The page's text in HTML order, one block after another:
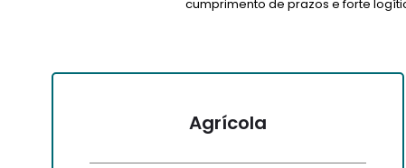
cumprimento de prazos e forte
Agrícola